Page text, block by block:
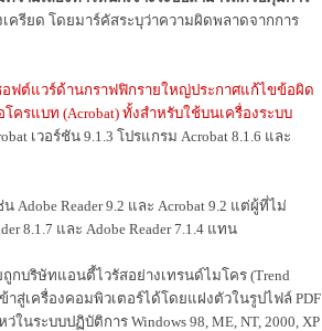
ครียด โดยมาร์คัสระบุว่าความผิดพลาดจากการ
ฟต์แวร์ด้านกราฟฟิกรายใหญ่ประกาศแก้ไขข้อผิด
ครแบท (Acrobat) ทั้งสำหรับใช้บนเครื่องระบบ
เวอร์ชัน 9.1.3 โปรแกรม Acrobat 8.1.6 และ
Reader 9.2 และ Acrobat 9.2 แต่ผู้ที่ไม่
8.1.7 และ Adobe Reader 7.1.4 แทน
ริษัทแอนตี้ไวรัสอย่างเทรนด์ไมโคร (Trend
สู่เครื่องคอมพิวเตอร์ได้โดยแฝงตัวในรูปไฟล์ PDF
ระบบปฏิบัติการ Windows 98, ME, NT, 2000, XP